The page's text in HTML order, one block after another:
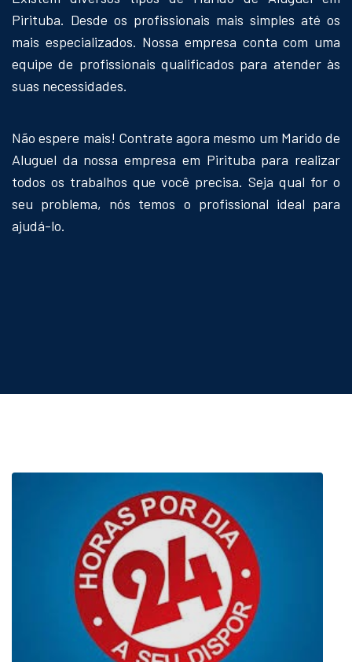
Pirituba. Desde os profissionais mais simples até os
mais especializados. Nossa empresa conta com uma
equipe de profissionais qualificados para atender às
suas necessidades.
Não espere mais! Contrate agora mesmo um Marido de
Aluguel da nossa empresa em Pirituba para realizar
todos os trabalhos que você precisa. Seja qual for o
seu problema, nós temos o profissional ideal para
ajudá-lo.